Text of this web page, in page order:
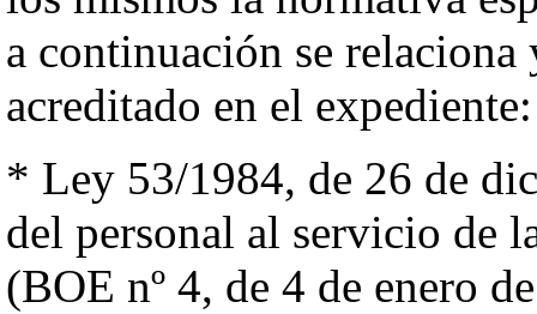
a continuación se relaciona
acreditado en el expediente:
* Ley 53/1984, de 26 de
del personal al servicio de
(BOE nº 4, de 4 de enero